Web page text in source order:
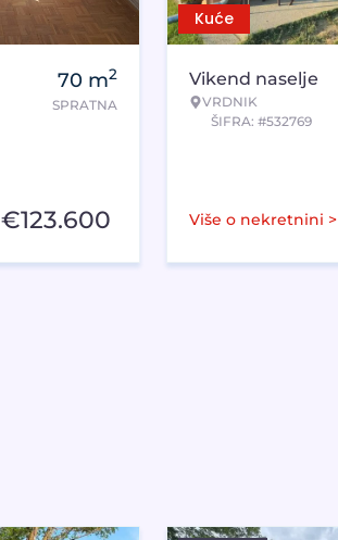
70 m2
SPRATNA
€123.600
Kuće
Vikend naselje
VRDNIK
ŠIFRA: #532769
Više o nekretnini >